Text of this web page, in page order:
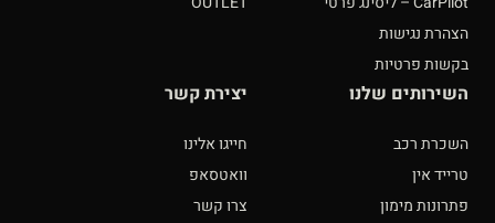
הצהרת נגישות
בקשות פרטיות
השירותים שלנו
השכרת רכב
טרייד אין
פתרונות מימון
יצירת קשר
חייגו אלינו
וואטסאפ
צרו קשר